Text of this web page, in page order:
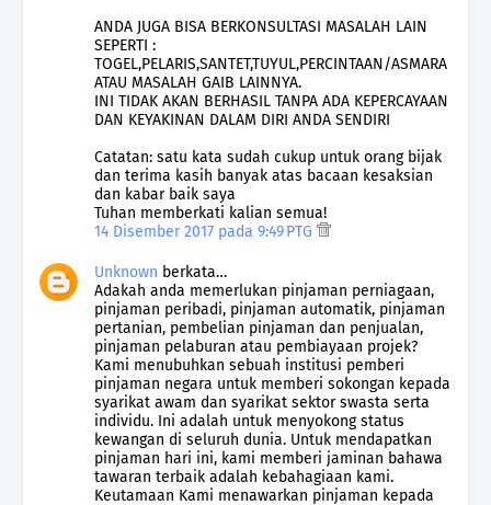
ANDA JUGA BISA BERKONSULTASI MASALAH LAIN
SEPERTI :
TOGEL,PELARIS,SANTET,TUYUL,PERCINTAAN/ASMARA
ATAU MASALAH GAIB LAINNYA.
INI TIDAK AKAN BERHASIL TANPA ADA KEPERCAYAAN
DAN KEYAKINAN DALAM DIRI ANDA SENDIRI
Catatan: satu kata sudah cukup untuk orang bijak
dan terima kasih banyak atas bacaan kesaksian
dan kabar baik saya
Tuhan memberkati kalian semua!
14 Disember 2017 pada 9:49 PTG
Unknown berkata…
Adakah anda memerlukan pinjaman perniagaan,
pinjaman peribadi, pinjaman automatik, pinjaman
pertanian, pembelian pinjaman dan penjualan,
pinjaman pelaburan atau pembiayaan projek?
Kami menubuhkan sebuah institusi pemberi
pinjaman negara untuk memberi sokongan kepada
syarikat awam dan syarikat sektor swasta serta
individu. Ini adalah untuk menyokong status
kewangan di seluruh dunia. Untuk mendapatkan
pinjaman hari ini, kami memberi jaminan bahawa
tawaran terbaik adalah kebahagiaan kami.
Keutamaan Kami menawarkan pinjaman kepada